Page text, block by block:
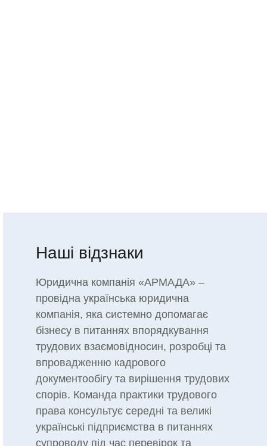
Наші відзнаки
Юридична компанія «АРМАДА» –
провідна українська юридична
компанія, яка системно допомагає
бізнесу в питаннях впорядкування
трудових взаємовідносин, розробці та
впровадженню кадрового
документообігу та вирішення трудових
спорів. Команда практики трудового
права консультує середні та великі
українські підприємства в питаннях
супроводу під час перевірок та